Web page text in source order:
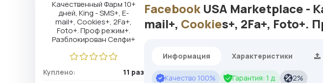
Куплено:
11 раз
Facebook USA Marketplace -
mail+, Cookies+, 2Fa+, Foto+.
Информация Характеристики
Качество 100% Гарантия: 1 д. 2%